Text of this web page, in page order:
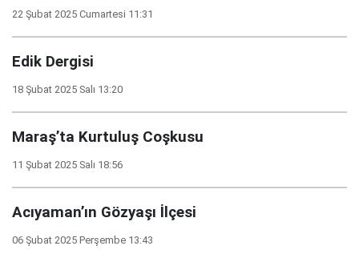
22 Şubat 2025 Cumartesi 11:31
Edik Dergisi
18 Şubat 2025 Salı 13:20
Maraş’ta Kurtuluş Coşkusu
11 Şubat 2025 Salı 18:56
Acıyaman’ın Gözyaşı İlçesi
06 Şubat 2025 Perşembe 13:43